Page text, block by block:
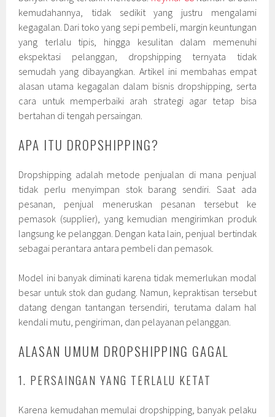
kemudahannya, tidak sedikit yang justru mengalami
kegagalan. Dari toko yang sepi pembeli, margin keuntungan
yang terlalu tipis, hingga kesulitan dalam memenuhi
ekspektasi pelanggan, dropshipping ternyata tidak
semudah yang dibayangkan. Artikel ini membahas empat
alasan utama kegagalan dalam bisnis dropshipping, serta
cara untuk memperbaiki arah strategi agar tetap bisa
bertahan di tengah persaingan.
APA ITU DROPSHIPPING?
Dropshipping adalah metode penjualan di mana penjual
tidak perlu menyimpan stok barang sendiri. Saat ada
pesanan, penjual meneruskan pesanan tersebut ke
pemasok (supplier), yang kemudian mengirimkan produk
langsung ke pelanggan. Dengan kata lain, penjual bertindak
sebagai perantara antara pembeli dan pemasok.
Model ini banyak diminati karena tidak memerlukan modal
besar untuk stok dan gudang. Namun, kepraktisan tersebut
datang dengan tantangan tersendiri, terutama dalam hal
kendali mutu, pengiriman, dan pelayanan pelanggan.
ALASAN UMUM DROPSHIPPING GAGAL
1. PERSAINGAN YANG TERLALU KETAT
Karena kemudahan memulai dropshipping, banyak pelaku